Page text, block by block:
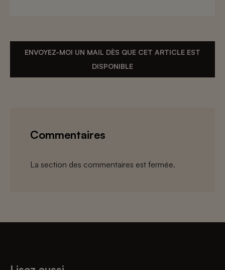
ENVOYEZ-MOI UN MAIL DÈS QUE CET ARTICLE EST
DISPONIBLE
Commentaires
La section des commentaires est fermée.